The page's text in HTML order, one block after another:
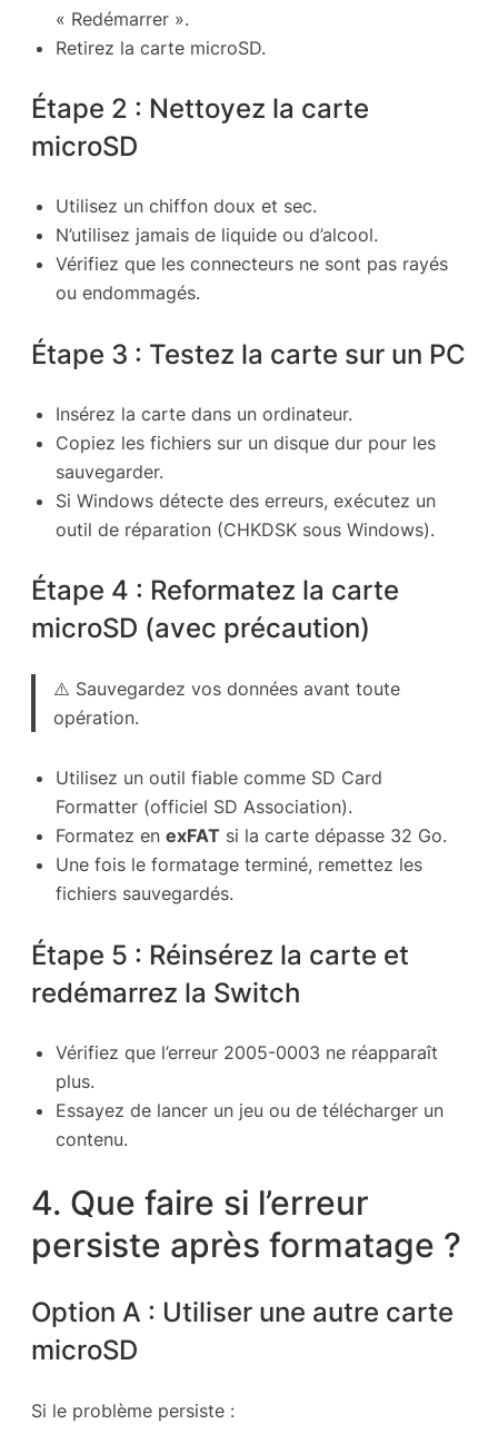
« Redémarrer ».
Retirez la carte microSD.
Étape 2 : Nettoyez la carte
microSD
Utilisez un chiffon doux et sec.
N’utilisez jamais de liquide ou d’alcool.
Vérifiez que les connecteurs ne sont pas rayés
ou endommagés.
Étape 3 : Testez la carte sur un PC
Insérez la carte dans un ordinateur.
Copiez les fichiers sur un disque dur pour les
sauvegarder.
Si Windows détecte des erreurs, exécutez un
outil de réparation (CHKDSK sous Windows).
Étape 4 : Reformatez la carte
microSD (avec précaution)
⚠️ Sauvegardez vos données avant toute
opération.
Utilisez un outil fiable comme SD Card
Formatter (officiel SD Association).
Formatez en exFAT si la carte dépasse 32 Go.
Une fois le formatage terminé, remettez les
fichiers sauvegardés.
Étape 5 : Réinsérez la carte et
redémarrez la Switch
Vérifiez que l’erreur 2005-0003 ne réapparaît
plus.
Essayez de lancer un jeu ou de télécharger un
contenu.
4. Que faire si l’erreur
persiste après formatage ?
Option A : Utiliser une autre carte
microSD
Si le problème persiste :